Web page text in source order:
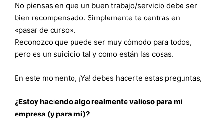
No piensas en que un buen trabajo/servicio debe ser
bien recompensado. Simplemente te centras en
«pasar de curso».
Reconozco que puede ser muy cómodo para todos,
pero es un suicidio tal y como están las cosas.
En este momento, ¡Ya! debes hacerte estas preguntas,
¿Estoy haciendo algo realmente valioso para mi
empresa (y para mí)?